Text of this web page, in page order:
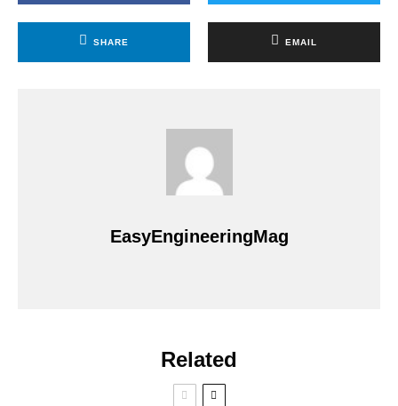
SHARE EMAIL
EasyEngineeringMag
Related